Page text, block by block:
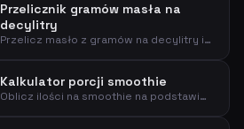
Przelicznik gramów masła na
decylitry
Przelicz masło z gramów na decylitry i łyżki stołowe
Kalkulator porcji smoothie
Oblicz ilości na smoothie na podstawie liczby osób i pożądanego rozmiaru